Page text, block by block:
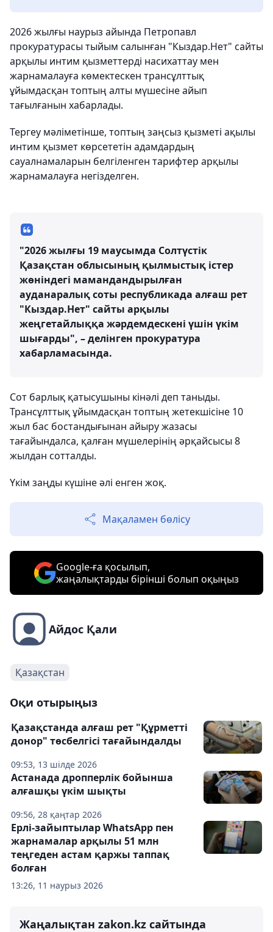
2026 жылғы наурыз айында Петропавл
прокуратурасы тыйым салынған "Кыздар.Нет" сайты
арқылы интим қызметтерді насихаттау мен
жарнамалауға көмектескен трансұлттық
ұйымдасқан топтың алты мүшесіне айып
тағылғанын хабарлады.
Тергеу мәліметінше, топтың заңсыз қызметі ақылы
интим қызмет көрсететін адамдардың
сауалнамаларын белгіленген тарифтер арқылы
жарнамалауға негізделген.
"2026 жылғы 19 маусымда Солтүстік
Қазақстан облысының қылмыстық істер
жөніндегі мамандандырылған
ауданаралық соты республикада алғаш рет
"Кыздар.Нет" сайты арқылы
жеңгетайлыққа жәрдемдескені үшін үкім
шығарды", – делінген прокуратура
хабарламасында.
Сот барлық қатысушыны кінәлі деп таныды.
Трансұлттық ұйымдасқан топтың жетекшісіне 10
жыл бас бостандығынан айыру жазасы
тағайындалса, қалған мүшелерінің әрқайсысы 8
жылдан сотталды.
Үкім заңды күшіне әлі енген жоқ.
Мақаламен бөлісу
Google-ға қосылып,
жаңалықтарды бірінші болып оқыңыз
Айдос Қали
Қазақстан
Оқи отырыңыз
09:53, 13 шілде 2026
Қазақстанда алғаш рет "Құрметті
донор" төсбелгісі тағайындалды
09:56, 28 қаңтар 2026
Астанада дропперлік бойынша
алғашқы үкім шықты
13:26, 11 наурыз 2026
Ерлі-зайыптылар WhatsApp пен
жарнамалар арқылы 51 млн
теңгеден астам қаржы таппақ
болған
Жаңалықтан zakon.kz сайтында